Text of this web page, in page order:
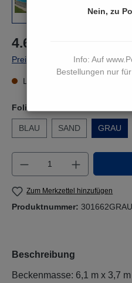
Nein, zu
Info: Auf
Bestellungen nur
4.690,00 €*
Preise inkl. MwSt. zzgl.
Lieferzeit 15 bis 17 Werktage
Folienfarbe
BLAU SAND GRAU
Produkt Anzahl:
Zum Merkzettel hinzufügen
Produktnummer: 301662GRAU
Beschreibung
Beckenmasse: 6,1 m x 3,7